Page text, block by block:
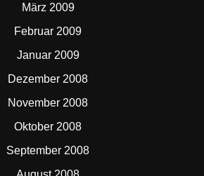
März 2009
Februar 2009
Januar 2009
Dezember 2008
November 2008
Oktober 2008
September 2008